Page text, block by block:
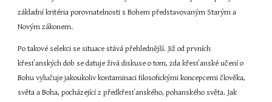
základní kritéria porovnatelnosti s Bohem představovaným Starým a
Novým zákonem.
Po takové selekci se situace stává přehlednější. Již od prvních
křesťanských dob se datuje živá diskuse o tom, zda křesťanské učení o
Bohu vylučuje jakoukoliv kontaminaci filosofickými koncepcemi člověka,
světa a Boha, pocházející z předkřesťanského, pohanského světa. Jak